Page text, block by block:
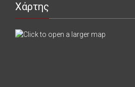
Χάρτης